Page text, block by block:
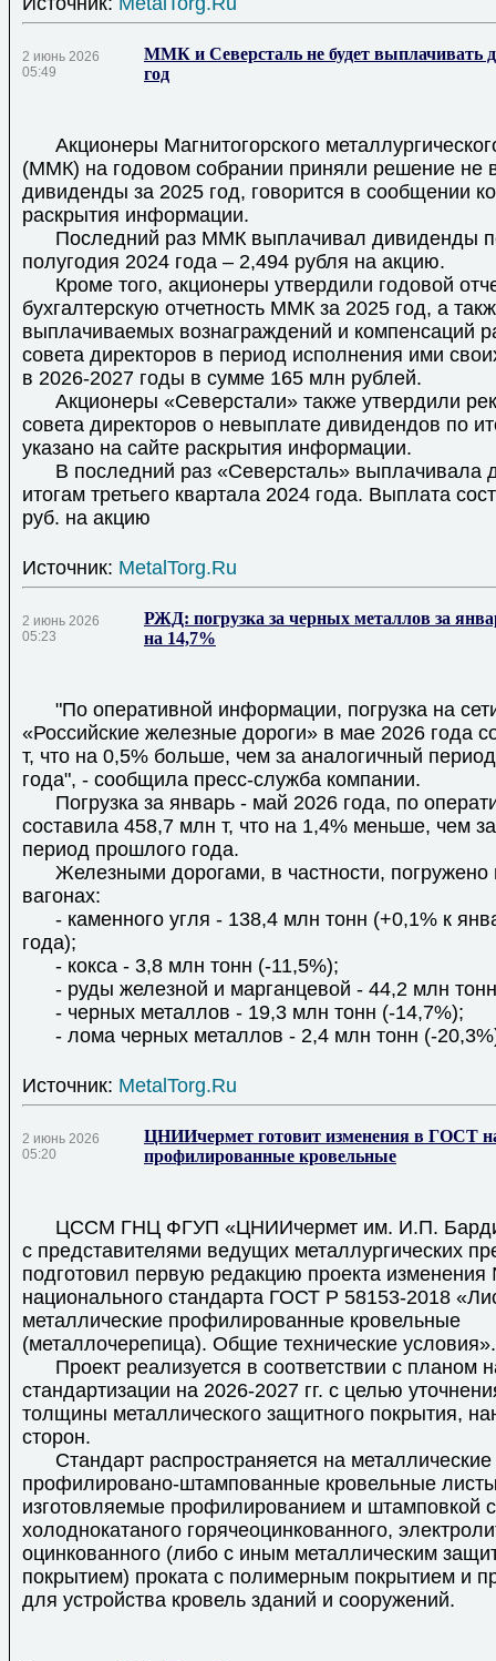
2 июнь 2026
05:49
ММК и Северсталь не будет выплачивать
год
Акционеры Магнитогорского
(ММК) на годовом собрании приняли решение не
дивиденды за 2025 год, говорится в сообщении
раскрытия информации.
Последний раз ММК выплачивал дивиденды
полугодия 2024 года – 2,494 рубля на акцию.
Кроме того, акционеры утвердили годовой
бухгалтерскую отчетность ММК за 2025 год, а
выплачиваемых вознаграждений и компенсаций
совета директоров в период исполнения ими
в 2026-2027 годы в сумме 165 млн рублей.
Акционеры «Северстали» также утвердили
совета директоров о невыплате дивидендов по
указано на сайте раскрытия информации.
В последний раз «Северсталь» выплачивала
итогам третьего квартала 2024 года. Выплата
руб. на акцию
Источник: MetalTorg.Ru
2 июнь 2026
05:23
РЖД: погрузка за черных металлов за
на 14,7%
"По оперативной информации, погрузка на
«Российские железные дороги» в мае 2026 года
т, что на 0,5% больше, чем за аналогичный
года", - сообщила пресс-служба компании.
Погрузка за январь - май 2026 года, по
составила 458,7 млн т, что на 1,4% меньше, чем
период прошлого года.
Железными дорогами, в частности, погружено
вагонах:
- каменного угля - 138,4 млн тонн (+0,1% к
года);
- кокса - 3,8 млн тонн (-11,5%);
- руды железной и марганцевой - 44,2 млн
- черных металлов - 19,3 млн тонн (-14,7%);
- лома черных металлов - 2,4 млн тонн (-
Источник: MetalTorg.Ru
2 июнь 2026
05:20
ЦНИИчермет готовит изменения в ГОСТ
профилированные кровельные
ЦССМ ГНЦ ФГУП «ЦНИИчермет им. И.П.
с представителями ведущих металлургических
подготовил первую редакцию проекта
национального стандарта ГОСТ Р 58153-2018
металлические профилированные кровельные
(металлочерепица). Общие технические условия».
Проект реализуется в соответствии с планом
стандартизации на 2026-2027 гг. с целью
толщины металлического защитного покрытия,
сторон.
Стандарт распространяется на металлические
профилировано-штампованные кровельные
изготовляемые профилированием и штамповкой
холоднокатаного горячеоцинкованного,
оцинкованного (либо с иным металлическим
покрытием) проката с полимерным покрытием и
для устройства кровель зданий и сооружений.